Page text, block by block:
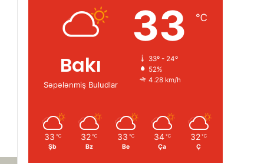
Bakı
Səpələnmiş Buludlar
33 ℃
33º - 24º
52%
4.28 km/h
33 ℃
Şb
32 ℃
Bz
33 ℃
Be
34 ℃
Ça
32 ℃
Ç